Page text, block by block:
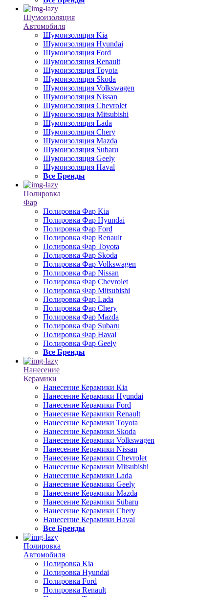
Шумоизоляция
Автомобиля
Шумоизоляция Kia
Шумоизоляция Hyundai
Шумоизоляция Ford
Шумоизоляция Renault
Шумоизоляция Toyota
Шумоизоляция Skoda
Шумоизоляция Volkswagen
Шумоизоляция Nissan
Шумоизоляция Chevrolet
Шумоизоляция Mitsubishi
Шумоизоляция Lada
Шумоизоляция Chery
Шумоизоляция Mazda
Шумоизоляция Subaru
Шумоизоляция Geely
Шумоизоляция Haval
Все Бренды
Полировка
Фар
Полировка Фар Kia
Полировка Фар Hyundai
Полировка Фар Ford
Полировка Фар Renault
Полировка Фар Toyota
Полировка Фар Skoda
Полировка Фар Volkswagen
Полировка Фар Nissan
Полировка Фар Chevrolet
Полировка Фар Mitsubishi
Полировка Фар Lada
Полировка Фар Chery
Полировка Фар Mazda
Полировка Фар Subaru
Полировка Фар Haval
Полировка Фар Geely
Все Бренды
Нанесение
Керамики
Нанесение Керамики Kia
Нанесение Керамики Hyundai
Нанесение Керамики Ford
Нанесение Керамики Renault
Нанесение Керамики Toyota
Нанесение Керамики Skoda
Нанесение Керамики Volkswagen
Нанесение Керамики Nissan
Нанесение Керамики Chevrolet
Нанесение Керамики Mitsubishi
Нанесение Керамики Lada
Нанесение Керамики Geely
Нанесение Керамики Mazda
Нанесение Керамики Subaru
Нанесение Керамики Chery
Нанесение Керамики Haval
Все Бренды
Полировка
Автомобиля
Полировка Kia
Полировка Hyundai
Полировка Ford
Полировка Renault